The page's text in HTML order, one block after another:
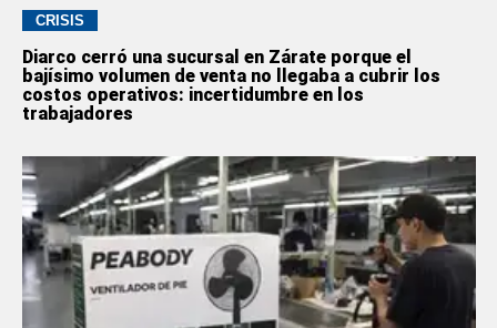
CRISIS
Diarco cerró una sucursal en Zárate porque el
bajísimo volumen de venta no llegaba a cubrir los
costos operativos: incertidumbre en los
trabajadores